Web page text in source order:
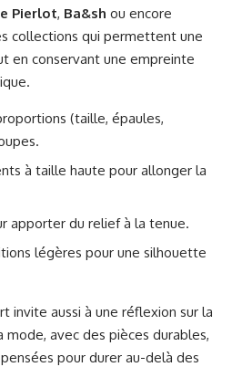
Pierlot, Ba&sh ou encore
collections qui permettent une
en conservant une empreinte
(taille, épaules,
à taille haute pour allonger la
apporter du relief à la tenue.
légères pour une silhouette
invite aussi à une réflexion sur la
avec des pièces durables,
pour durer au-delà des